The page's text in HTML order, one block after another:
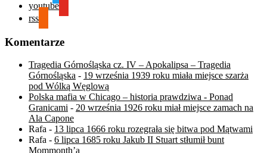
youtube
rss
Komentarze
Tragedia Górnośląska cz. IV – Apokalipsa – Tragedia
Górnośląska - 19 września 1939 roku miała miejsce szarża
pod Wólką Węglową
Polska mafia w Chicago – historia prawdziwa - Ponad
Granicami - 20 września 1926 roku miał miejsce zamach na
Ala Capone
Rafa - 13 lipca 1666 roku rozegrała się bitwa pod Mątwami
Rafa - 6 lipca 1685 roku Jakub II Stuart stłumił bunt
Mommonth’a